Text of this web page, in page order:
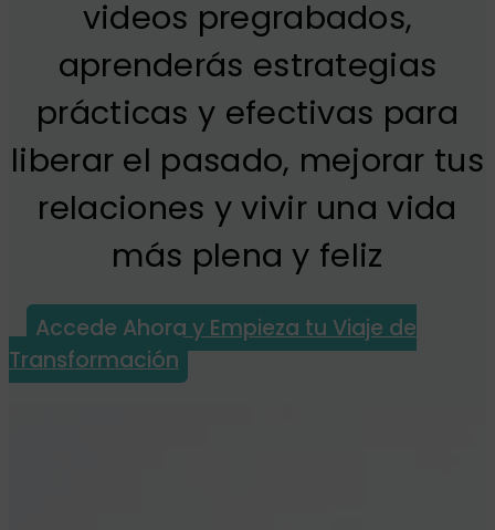
videos pregrabados,
aprenderás estrategias
prácticas y efectivas para
liberar el pasado, mejorar tus
relaciones y vivir una vida
más plena y feliz
Accede Ahora y Empieza tu Viaje de
Transformación